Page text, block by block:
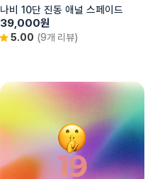
나비 10단 진동 애널 스페이드
39,000원
5.00 (9개 리뷰)